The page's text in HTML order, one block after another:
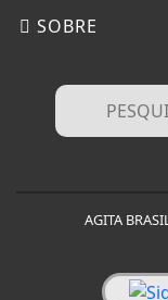
SOBRE
AGITA